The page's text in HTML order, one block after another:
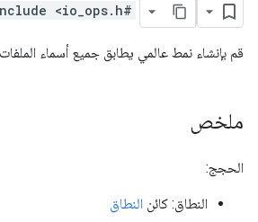
#include <io_ops.h>
قم بإنشاء نمط عالمي يطابق جميع أسماء الملفات
ملخص
الحجج:
النطاق: كائن النطاق